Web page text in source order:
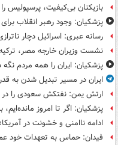
بازیکنان بی‌کیفیت، پرسپولیس را
پزشکیان: وجود رهبر انقلاب
رسانه عبری: اسرائیل دچار
نشست وزیران خارجه مصر،
پزشکیان: ایران را همه مردم نگه
ایران در مسیر تبدیل شدن به
ارتش یمن: نفتکش سعودی را در
پزشکیان: اگر تا امروز
ادامه ناامنی و خشونت در
فیدان: حماس به تعهدات خود